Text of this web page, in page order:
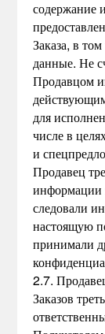
содержание
Заказа, в
данные. Не
Продавцом
для
числе в
и
Продавец
информации
следовали
настоящую
принимали
2.7.
Заказов